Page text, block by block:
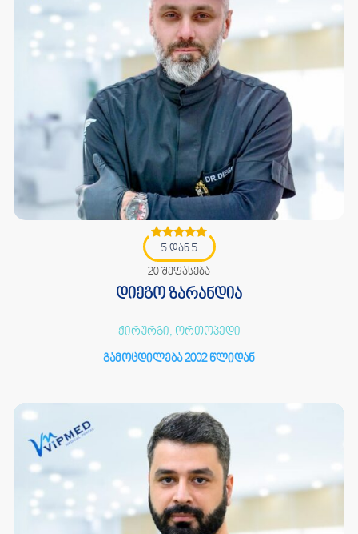
5 დან 5
20 შეფასება
დიეგო ზარანდია
ქირურგი, ორთოპედი
გამოცდილება 2002 წლიდან